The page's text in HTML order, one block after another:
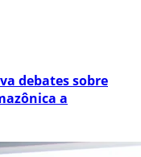
debates sobre
a